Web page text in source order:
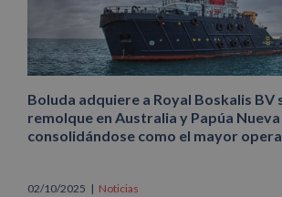
Boluda adquiere a Royal Boskalis BV
remolque en Australia y Papúa Nueva
consolidándose como el mayor
02/10/2025 | Noticias